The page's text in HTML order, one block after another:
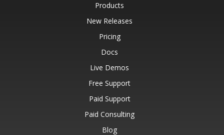
Products
New Releases
Pricing
Docs
Live Demos
Free Support
Paid Support
Paid Consulting
Blog